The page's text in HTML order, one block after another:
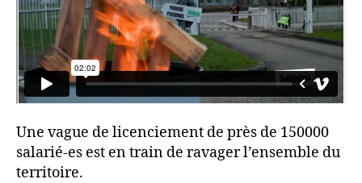
Une vague de licenciement de près de 150000
salarié-es est en train de ravager l’ensemble du
territoire.